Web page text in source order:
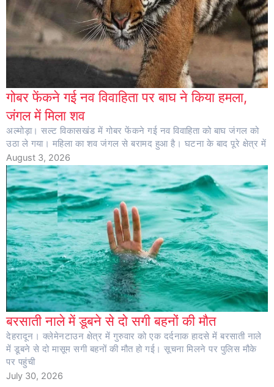
गोबर फेंकने गई नव विवाहिता पर बाघ ने किया हमला,
जंगल में मिला शव
अल्मोड़ा। सल्ट विकासखंड में गोबर फेंकने गई नव विवाहिता को बाघ जंगल को
उठा ले गया। महिला का शव जंगल से बरामद हुआ है। घटना के बाद पूरे क्षेत्र में
August 3, 2026
बरसाती नाले में डूबने से दो सगी बहनों की मौत
देहरादून। क्लेमेनटाउन क्षेत्र में गुरुवार को एक दर्दनाक हादसे में बरसाती नाले
में डूबने से दो मासूम सगी बहनों की मौत हो गई। सूचना मिलने पर पुलिस मौके
पर पहुंची
July 30, 2026